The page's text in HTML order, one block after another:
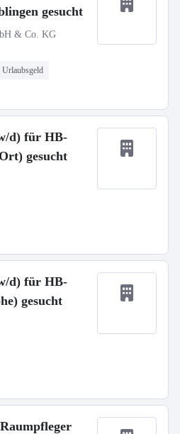
gesucht
& Co. KG
Urlaubsgeld
d) für HB-
gesucht
d) für HB-
gesucht